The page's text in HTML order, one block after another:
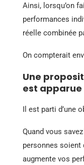
Ainsi, lorsqu’on
performances
réelle combinée
On compterait
Une
est apparue
Il est parti d’une
Quand vous
personnes soient
augmente vos